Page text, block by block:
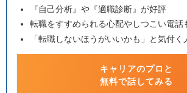
『自己分析』や『適職診断』が好評
転職をすすめられる心配やしつこい電話
「転職しないほうがいいかも」と気付く
キャリアのプロと
無料で話してみる